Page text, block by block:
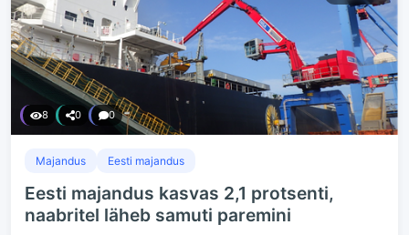
8 0 0
Majandus Eesti majandus
Eesti majandus kasvas 2,1 protsenti,
naabritel läheb samuti paremini